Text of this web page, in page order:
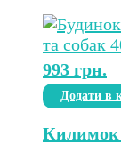
993 грн.
Додати в
Килимок